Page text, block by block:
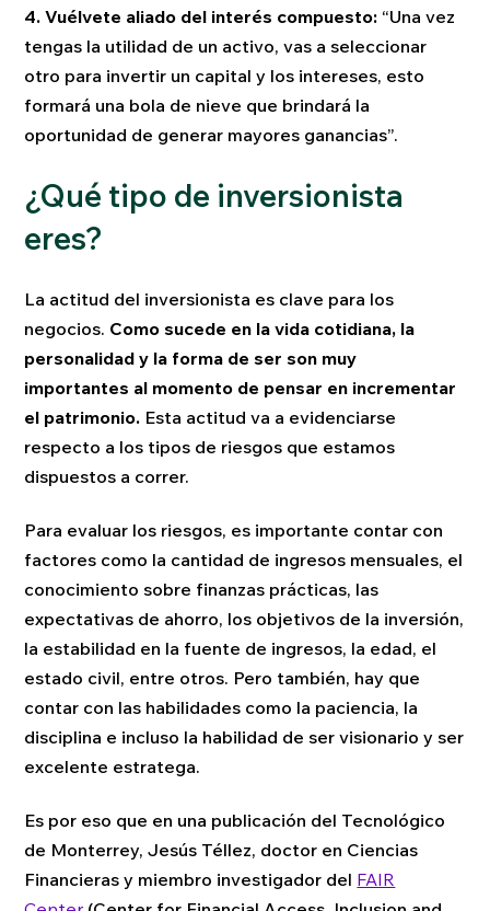
4. Vuélvete aliado del interés compuesto: “Una vez
tengas la utilidad de un activo, vas a seleccionar
otro para invertir un capital y los intereses, esto
formará una bola de nieve que brindará la
oportunidad de generar mayores ganancias”.
¿Qué tipo de inversionista
eres?
La actitud del inversionista es clave para los
negocios. Como sucede en la vida cotidiana, la
personalidad y la forma de ser son muy
importantes al momento de pensar en incrementar
el patrimonio. Esta actitud va a evidenciarse
respecto a los tipos de riesgos que estamos
dispuestos a correr.
Para evaluar los riesgos, es importante contar con
factores como la cantidad de ingresos mensuales, el
conocimiento sobre finanzas prácticas, las
expectativas de ahorro, los objetivos de la inversión,
la estabilidad en la fuente de ingresos, la edad, el
estado civil, entre otros. Pero también, hay que
contar con las habilidades como la paciencia, la
disciplina e incluso la habilidad de ser visionario y ser
excelente estratega.
Es por eso que en una publicación del Tecnológico
de Monterrey, Jesús Téllez, doctor en Ciencias
Financieras y miembro investigador del FAIR